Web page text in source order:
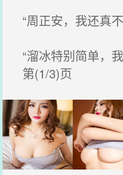
“周正安，我还真
“溜冰特别简单，
第(1/3)页